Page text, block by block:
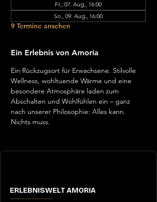
Fr., 07. Aug., 16:00
So., 09. Aug., 16:00
9 Termine ansehen
Ein Erlebnis von Amoria
Ein Rückzugsort für Erwachsene. Stilvolle
Wellness, wohltuende Wärme und eine
besondere Atmosphäre laden zum
Abschalten und Wohlfühlen ein – ganz
nach unserer Philosophie: Alles kann.
Nichts muss.
ERLEBNISWELT AMORIA